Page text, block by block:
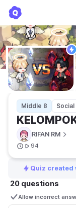
Middle 8
RIFAN RM
94
Quiz created
20 questions
Allow incorrect